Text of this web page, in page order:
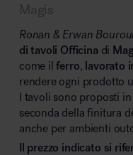
Area outdoor
Magis
Ronan & Erwan
di tavoli Officina di
come ilferro, lavorato
rendere ogni prodotto
I tavoli sono proposti
seconda della finitura
anche per ambienti
Il prezzo indicato si